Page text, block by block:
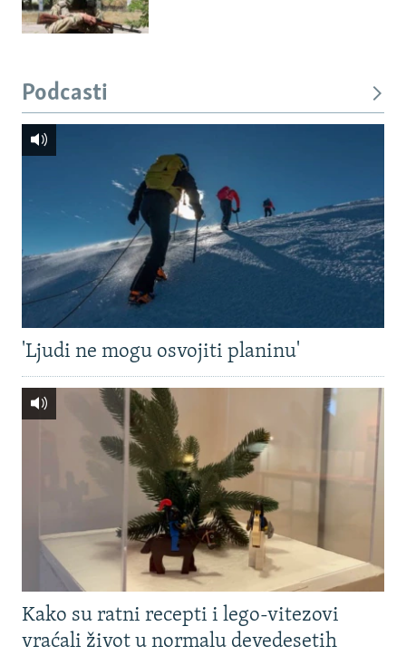
Podcasti
'Ljudi ne mogu osvojiti planinu'
Kako su ratni recepti i lego-vitezovi
vraćali život u normalu devedesetih